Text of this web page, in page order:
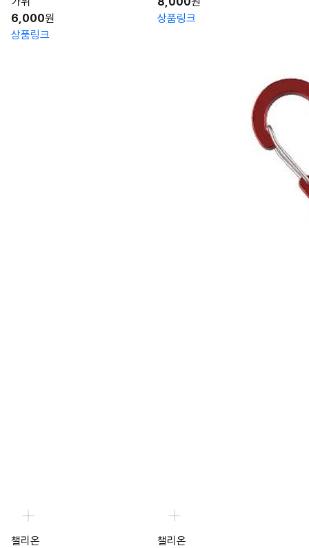
6,000원
상품링크
상품링크
챌리온
챌리온